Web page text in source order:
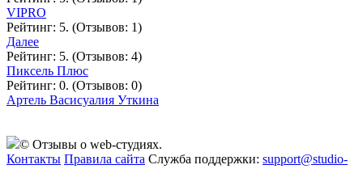
VIPRO
Рейтинг: 5. (Отзывов: 1)
Далее
Рейтинг: 5. (Отзывов: 4)
Пиксель Плюс
Рейтинг: 0. (Отзывов: 0)
Артель Васисуалия Уткина
© Отзывы о web-студиях.
Контакты Правила сайта Служба поддержки: support@studio-